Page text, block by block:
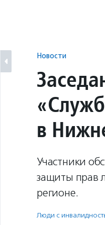
Новости
в
Участники
защиты прав
регионе.
Люди с